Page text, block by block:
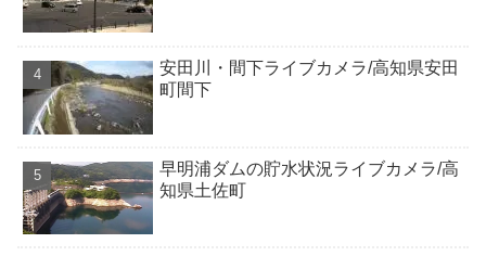
安田川・間下ライブカメラ/高知県安田
町間下
早明浦ダムの貯水状況ライブカメラ/高
知県土佐町